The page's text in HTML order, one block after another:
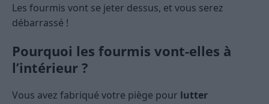
Les fourmis vont se jeter dessus, et vous serez
débarrassé !
Pourquoi les fourmis vont-elles à
l’intérieur ?
Vous avez fabriqué votre piège pour lutter